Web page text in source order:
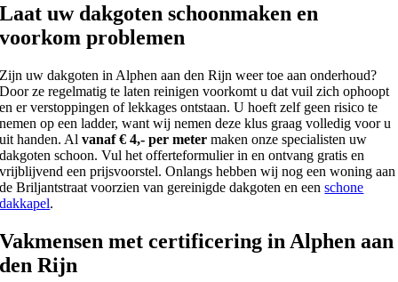
Laat uw dakgoten schoonmaken en
voorkom problemen
Zijn uw dakgoten in Alphen aan den Rijn weer toe aan onderhoud?
Door ze regelmatig te laten reinigen voorkomt u dat vuil zich ophoopt
en er verstoppingen of lekkages ontstaan. U hoeft zelf geen risico te
nemen op een ladder, want wij nemen deze klus graag volledig voor u
uit handen. Alvanaf € 4,- per meter maken onze specialisten uw
dakgoten schoon. Vul het offerteformulier in en ontvang gratis en
vrijblijvend een prijsvoorstel. Onlangs hebben wij nog een woning aan
de Briljantstraat voorzien van gereinigde dakgoten en eenschone
dakkapel.
Vakmensen met certificering in Alphen aan
den Rijn